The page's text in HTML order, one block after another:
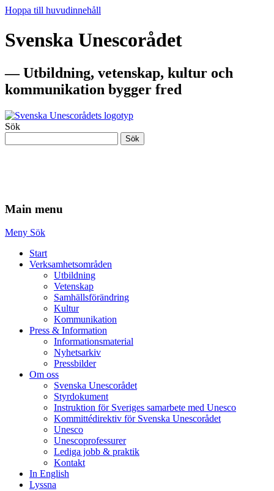
Hoppa till huvudinnehåll
Svenska Unescorådet
— Utbildning, vetenskap, kultur och
kommunikation bygger fred
Sök
Sök
Main menu
Meny Sök
Start
Verksamhetsområden
Utbildning
Vetenskap
Samhällsförändring
Kultur
Kommunikation
Press & Information
Informationsmaterial
Nyhetsarkiv
Pressbilder
Om oss
Svenska Unescorådet
Styrdokument
Instruktion för Sveriges samarbete med Unesco
Kommittédirektiv för Svenska Unescorådet
Unesco
Unescoprofessurer
Lediga jobb & praktik
Kontakt
In English
Lyssna